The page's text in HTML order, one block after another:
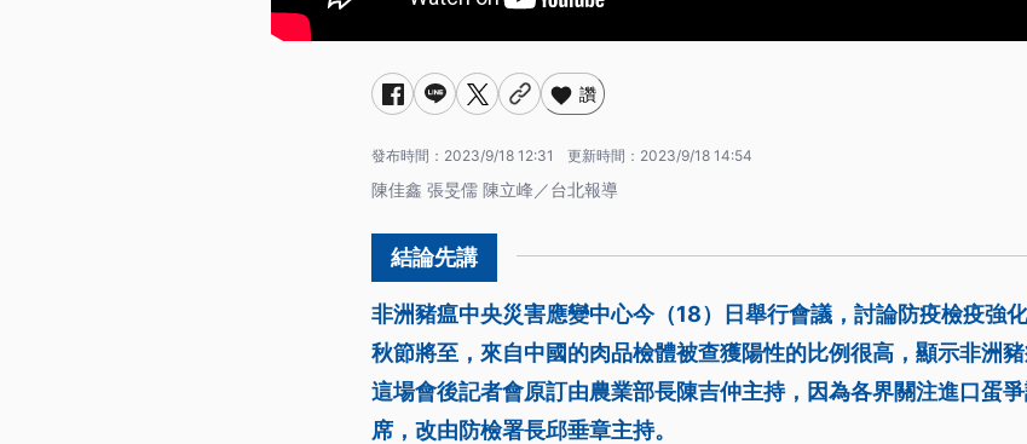
讚
發布時間： 2023/9/18 12:31 更新時間： 2023/9/18 14:54
陳佳鑫 張旻儒 陳立峰／台北報導
非洲豬瘟中央災害應變中心今（18）日舉行會議，討論防疫檢疫強
秋節將至，來自中國的肉品檢體被查獲陽性的比例很高，顯示非洲
這場會後記者會原訂由農業部長陳吉仲主持，因為各界關注進口蛋
席，改由防檢署長邱垂章主持。